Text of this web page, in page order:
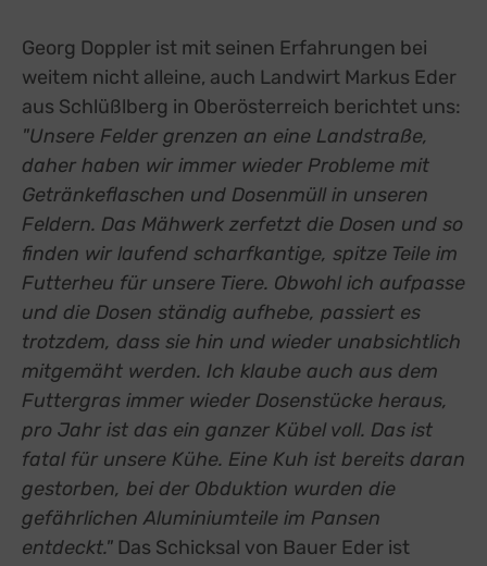
Georg Doppler ist mit seinen Erfahrungen bei
weitem nicht alleine, auch Landwirt Markus Eder
aus Schlüßlberg in Oberösterreich berichtet uns:
"Unsere Felder grenzen an eine Landstraße,
daher haben wir immer wieder Probleme mit
Getränkeflaschen und Dosenmüll in unseren
Feldern. Das Mähwerk zerfetzt die Dosen und so
finden wir laufend scharfkantige, spitze Teile im
Futterheu für unsere Tiere. Obwohl ich aufpasse
und die Dosen ständig aufhebe, passiert es
trotzdem, dass sie hin und wieder unabsichtlich
mitgemäht werden. Ich klaube auch aus dem
Futtergras immer wieder Dosenstücke heraus,
pro Jahr ist das ein ganzer Kübel voll. Das ist
fatal für unsere Kühe. Eine Kuh ist bereits daran
gestorben, bei der Obduktion wurden die
gefährlichen Aluminiumteile im Pansen
entdeckt." Das Schicksal von Bauer Eder ist